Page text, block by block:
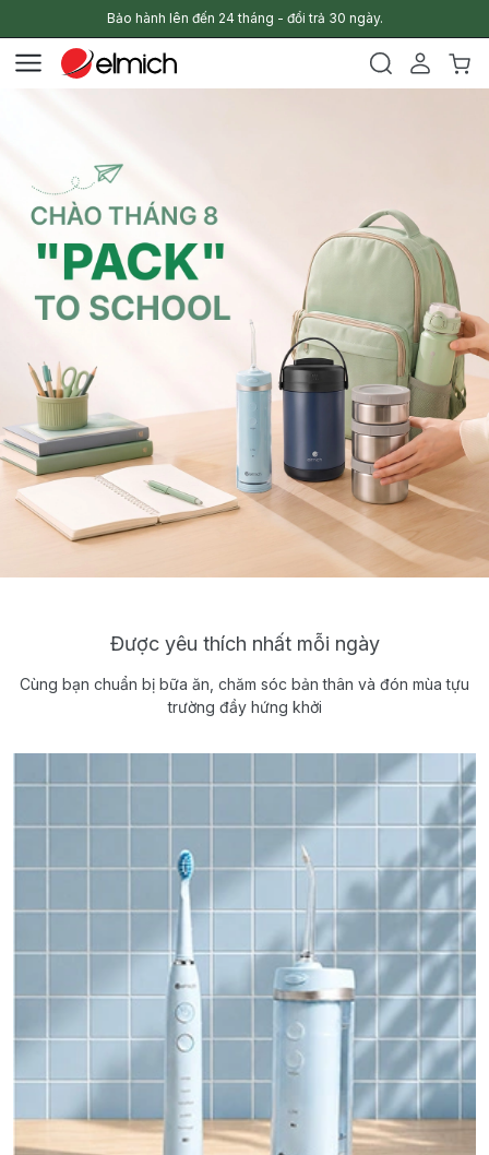
Bảo hành lên đến 24 tháng - đổi trả 30 ngày.
Được yêu thích nhất mỗi ngày
Cùng bạn chuẩn bị bữa ăn, chăm sóc bản thân và đón mùa tựu
trường đầy hứng khởi